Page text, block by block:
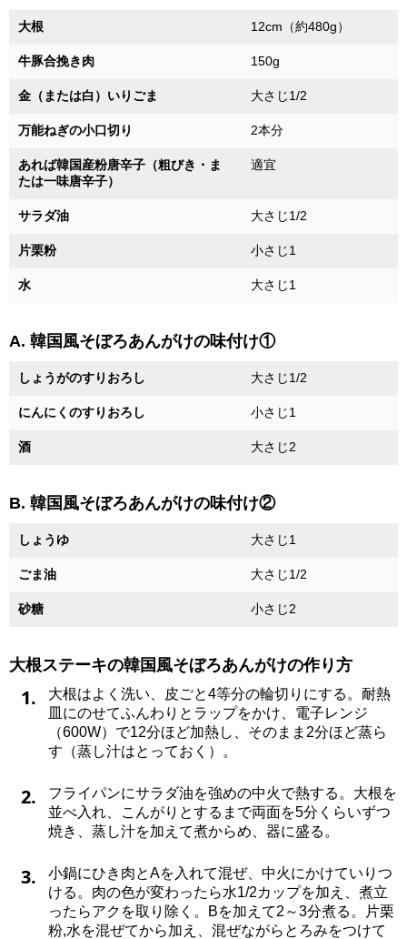
大根 12cm（約480g）
牛豚合挽き肉 150g
金（または白）いりごま 大さじ1/2
万能ねぎの小口切り 2本分
あれば韓国産粉唐辛子（粗びき・ま
たは一味唐辛子）
適宜
サラダ油 大さじ1/2
片栗粉 小さじ1
水 大さじ1
A. 韓国風そぼろあんがけの味付け①
しょうがのすりおろし 大さじ1/2
にんにくのすりおろし 小さじ1
酒 大さじ2
B. 韓国風そぼろあんがけの味付け②
しょうゆ 大さじ1
ごま油 大さじ1/2
砂糖 小さじ2
大根ステーキの韓国風そぼろあんがけの作り方
1.
大根はよく洗い、皮ごと4等分の輪切りにする。耐熱
皿にのせてふんわりとラップをかけ、電子レンジ
（600W）で12分ほど加熱し、そのまま2分ほど蒸ら
す（蒸し汁はとっておく）。
2.
フライパンにサラダ油を強めの中火で熱する。大根を
並べ入れ、こんがりとするまで両面を5分くらいずつ
焼き、蒸し汁を加えて煮からめ、器に盛る。
3.
小鍋にひき肉とAを入れて混ぜ、中火にかけていりつ
ける。肉の色が変わったら水1/2カップを加え、煮立
ったらアクを取り除く。Bを加えて2～3分煮る。片栗
粉,水を混ぜてから加え、混ぜながらとろみをつけて